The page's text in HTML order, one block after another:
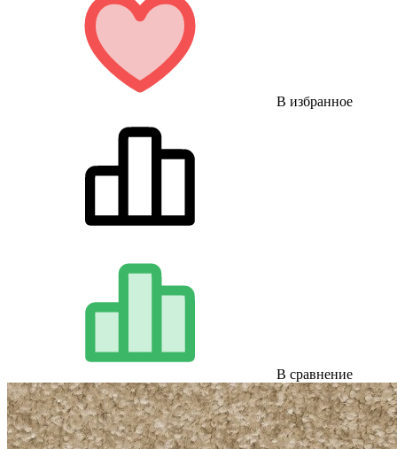
В избранное
В сравнение